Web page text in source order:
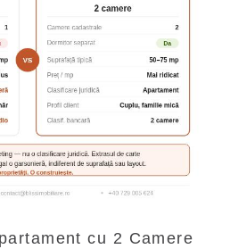
cu 2 Camere